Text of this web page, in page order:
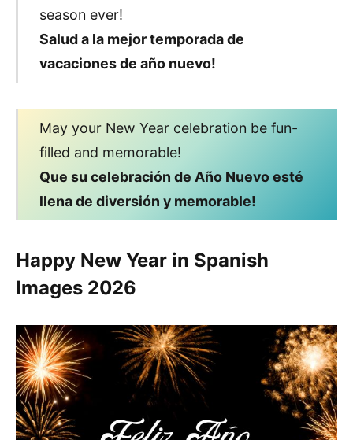
season ever!
Salud a la mejor temporada de
vacaciones de año nuevo!
May your New Year celebration be fun-
filled and memorable!
Que su celebración de Año Nuevo esté
llena de diversión y memorable!
Happy New Year in Spanish
Images 2026